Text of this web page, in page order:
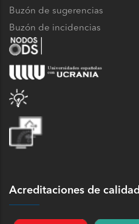
Buzón de sugerencias
Buzón de incidencias
Acreditaciones de calidad